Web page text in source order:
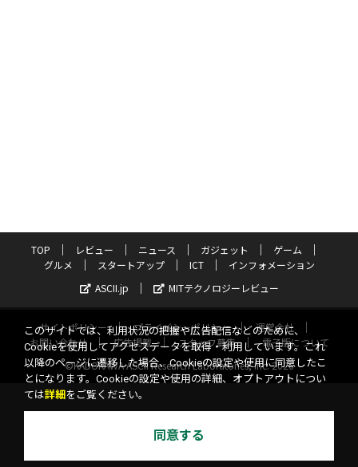
TOP レビュー ニュース ガジェット
ゲーム
グルメ
スタートアップ ICT
インフォメーション
ASCII.jp
MITテクノロジーレビュー
サイトポリシー プライバシーポリシー
運営会社
お問い合わせ
広告掲載 スタッフ募集
電子版について
©KADOKAWA ASCII Research Laboratories, Inc. 2026
このサイトでは、利用状況の把握や広告配信などのために、
Cookieを使用してアクセスデータを取得・利用しています。これ
以降のページに遷移した場合、Cookieの設定や使用に同意したこ
とになります。Cookieの設定や使用の詳細、オプトアウトについ
ては詳細 をご覧ください。
同意する